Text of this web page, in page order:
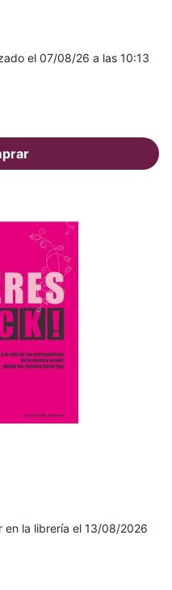
el 07/08/26 a las 10:13
en la librería el 13/08/2026